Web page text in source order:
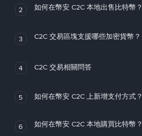
2 如何在幣安 C2C 本地出售比特幣？
3 C2C 交易區塊支援哪些加密貨幣？
4 C2C 交易相關問答
5 如何在幣安 C2C 上新增支付方式？
6 如何在幣安 C2C 本地購買比特幣？